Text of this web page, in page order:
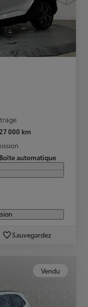
27 000 km
Boîte automatique
Sauvegardez
Vendu